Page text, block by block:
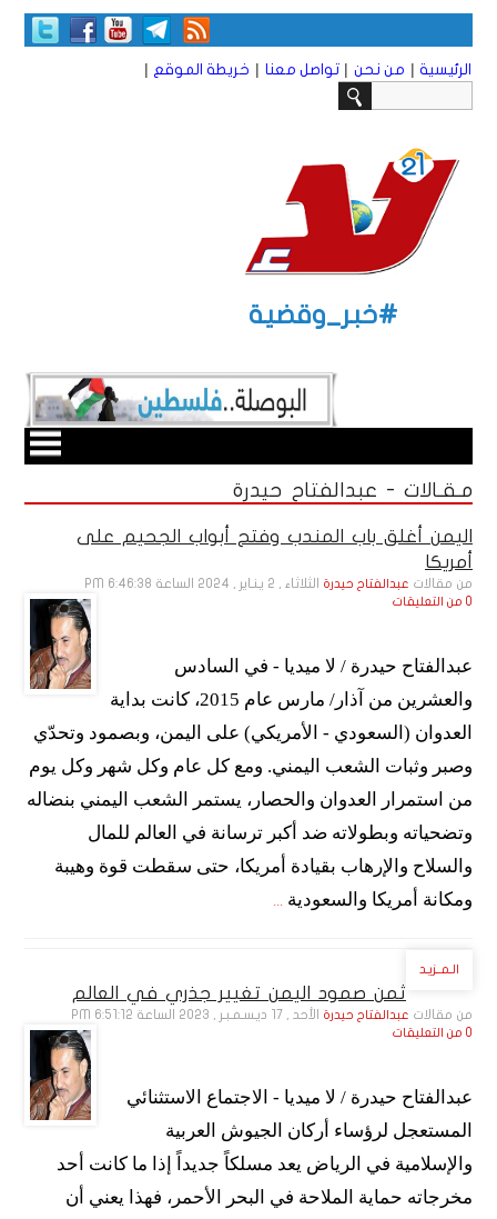
الرئيسية | من نحن | تواصل معنا | خريطة الموقع |
#خبر_وقضية
مـقـالات - عبدالفتاح حيدرة
اليمن أغلق باب المندب وفتح أبواب الجحيم على
أمريكا
من مقالات عبدالفتاح حيدرة الثلاثاء , 2 يـنـاير , 2024 الساعة 6:46:38 PM
0 من التعليقات
عبدالفتاح حيدرة / لا ميديا - في السادس
والعشرين من آذار/ مارس عام 2015، كانت بداية
العدوان (السعودي - الأمريكي) على اليمن، وبصمود وتحدّي
وصبر وثبات الشعب اليمني. ومع كل عام وكل شهر وكل يوم
من استمرار العدوان والحصار، يستمر الشعب اليمني بنضاله
وتضحياته وبطولاته ضد أكبر ترسانة في العالم للمال
والسلاح والإرهاب بقيادة أمريكا، حتى سقطت قوة وهيبة
ومكانة أمريكا والسعودية
الـمــزيـد
ثمن صمود اليمن تغيير جذري في العالم
من مقالات عبدالفتاح حيدرة الأحد , 17 ديـسـمـبـر , 2023 الساعة 6:51:12 PM
0 من التعليقات
عبدالفتاح حيدرة / لا ميديا - الاجتماع الاستثنائي
المستعجل لرؤساء أركان الجيوش العربية
والإسلامية في الرياض يعد مسلكاً جديداً إذا ما كانت أحد
مخرجاته حماية الملاحة في البحر الأحمر، فهذا يعني أن